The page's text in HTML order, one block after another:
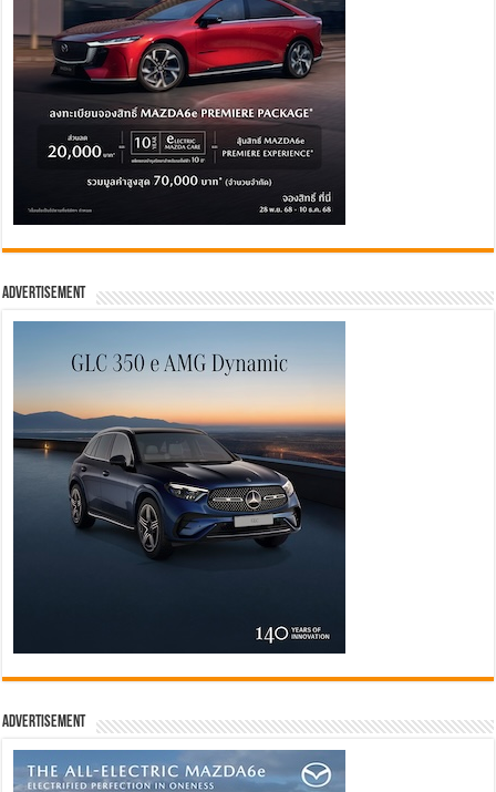
Advertisement
Advertisement